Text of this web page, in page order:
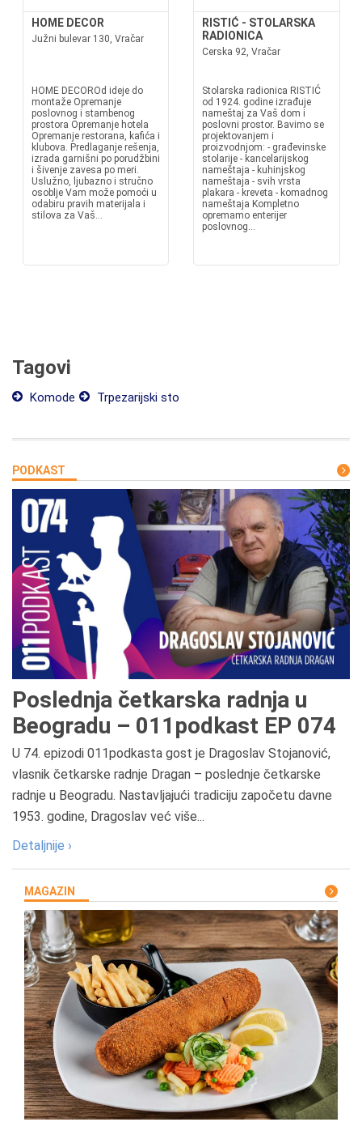
HOME DECOR
Južni bulevar 130, Vračar
HOME DECOROd ideje do
montaže Opremanje
poslovnog i stambenog
prostora Opremanje hotela
Opremanje restorana, kafića i
klubova. Predlaganje rešenja,
izrada garnišni po porudžbini
i šivenje zavesa po meri.
Uslužno, ljubazno i stručno
osoblje Vam može pomoći u
odabiru pravih materijala i
stilova za Vaš...
RISTIĆ - STOLARSKA
RADIONICA
Cerska 92, Vračar
Stolarska radionica RISTIĆ
od 1924. godine izrađuje
nameštaj za Vaš dom i
poslovni prostor. Bavimo se
projektovanjem i
proizvodnjom: - građevinske
stolarije - kancelarijskog
nameštaja - kuhinjskog
nameštaja - svih vrsta
plakara - kreveta - komadnog
nameštaja Kompletno
opremamo enterijer
poslovnog...
Tagovi
Komode Trpezarijski sto
PODKAST
Poslednja četkarska radnja u
Beogradu – 011podkast EP 074
U 74. epizodi 011podkasta gost je Dragoslav Stojanović,
vlasnik četkarske radnje Dragan – poslednje četkarske
radnje u Beogradu. Nastavljajući tradiciju započetu davne
1953. godine, Dragoslav već više...
Detaljnije ›
MAGAZIN